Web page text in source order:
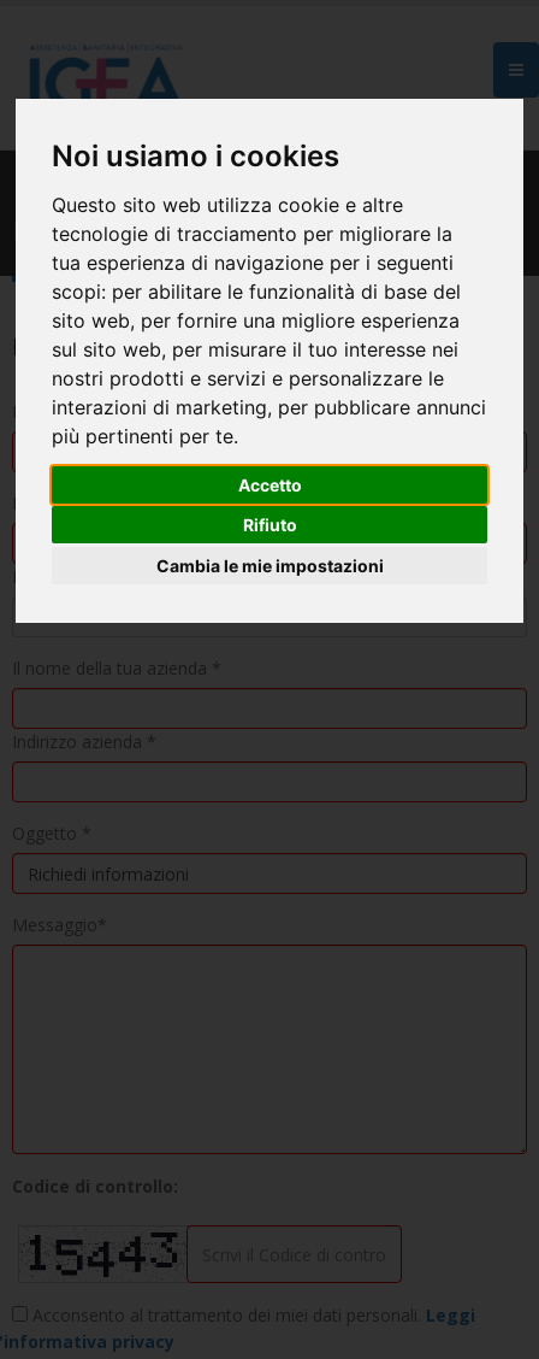
Noi usiamo i cookies
Questo sito web utilizza cookie e altre
tecnologie di tracciamento per migliorare la
tua esperienza di navigazione per i seguenti
scopi: per abilitare le funzionalità di base del
sito web, per fornire una migliore esperienza
sul sito web, per misurare il tuo interesse nei
nostri prodotti e servizi e personalizzare le
interazioni di marketing, per pubblicare annunci
più pertinenti per te.
Accetto
Rifiuto
Cambia le mie impostazioni
Richiedi informazioni
RICHIEDI INFORMAZIONI
Il tuo nome e cognome*
La tua Email *
Numero di telefono
Il nome della tua azienda *
Indirizzo azienda *
Oggetto *
Messaggio*
Codice di controllo:
Acconsento al trattamento dei miei dati personali. Leggi
privacy